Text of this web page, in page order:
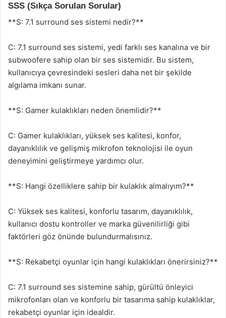
SSS (Sıkça Sorulan Sorular)
**S: 7.1 surround ses sistemi nedir?**
C: 7.1 surround ses sistemi, yedi farklı ses kanalına ve bir
subwoofere sahip olan bir ses sistemidir. Bu sistem,
kullanıcıya çevresindeki sesleri daha net bir şekilde
algılama imkanı sunar.
**S: Gamer kulaklıkları neden önemlidir?**
C: Gamer kulaklıkları, yüksek ses kalitesi, konfor,
dayanıklılık ve gelişmiş mikrofon teknolojisi ile oyun
deneyimini geliştirmeye yardımcı olur.
**S: Hangi özelliklere sahip bir kulaklık almalıyım?**
C: Yüksek ses kalitesi, konforlu tasarım, dayanıklılık,
kullanıcı dostu kontroller ve marka güvenilirliği gibi
faktörleri göz önünde bulundurmalısınız.
**S: Rekabetçi oyunlar için hangi kulaklıkları önerirsiniz?**
C: 7.1 surround ses sistemine sahip, gürültü önleyici
mikrofonları olan ve konforlu bir tasarıma sahip kulaklıklar,
rekabetçi oyunlar için idealdir.